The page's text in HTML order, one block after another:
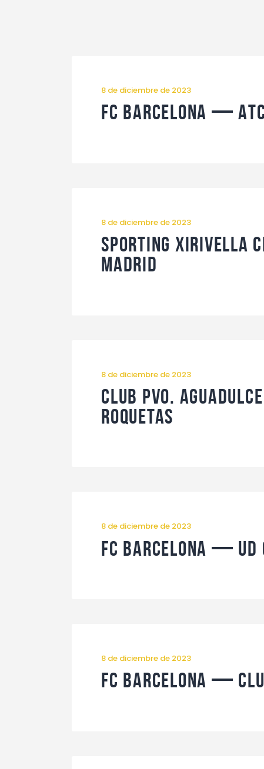
8 de diciembre de 2023
FC Barcelona —
8 de diciembre de 2023
Sporting Xirivella
Madrid
8 de diciembre de 2023
Club Pvo.
Roquetas
8 de diciembre de 2023
FC Barcelona — UD
8 de diciembre de 2023
FC Barcelona —